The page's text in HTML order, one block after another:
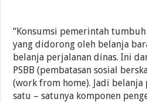
“Konsumsi pemerintah
yang didorong oleh belanja
belanja perjalanan dinas. Ini
PSBB (pembatasan sosial
(work from home). Jadi
satu – satunya komponen